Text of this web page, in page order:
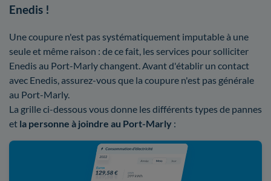
Enedis !
Une coupure n'est pas systématiquement imputable à une
seule et même raison : de ce fait, les services pour solliciter
Enedis au Port-Marly changent. Avant d'établir un contact
avec Enedis, assurez-vous que la coupure n'est pas générale
au Port-Marly.
La grille ci-dessous vous donne les différents types de pannes
et la personne à joindre au Port-Marly :